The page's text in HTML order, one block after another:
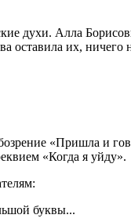
духи. Алла
их, ничего
«Пришла и
«Когда я уйду».
буквы...